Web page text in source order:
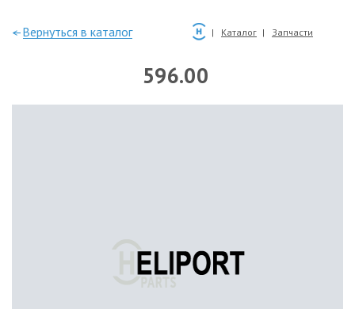
—Вернуться в каталог Каталог Запчасти
596.00